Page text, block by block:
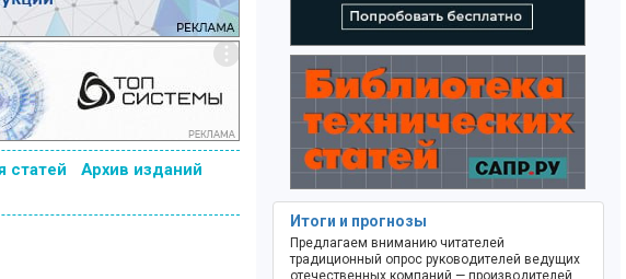
статей
Архив изданий
Итоги и прогнозы
Предлагаем вниманию читателей
традиционный опрос руководителей ведущих